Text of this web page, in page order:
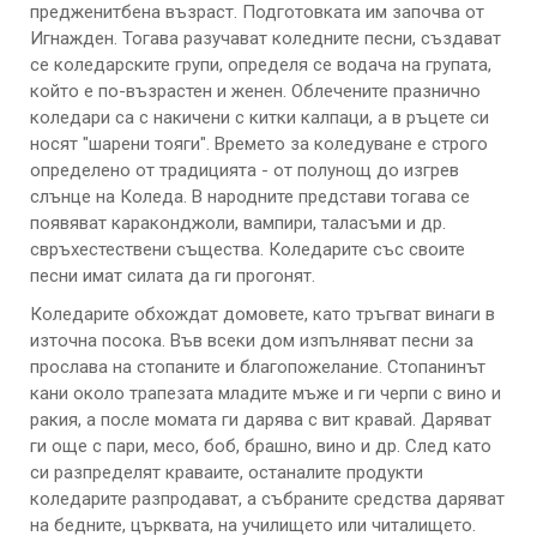
предженитбена възраст. Подготовката им започва от
Игнажден. Тогава разучават коледните песни, създават
се коледарските групи, определя се водача на групата,
който е по-възрастен и женен. Облечените празнично
коледари са с накичени с китки калпаци, а в ръцете си
носят "шарени тояги". Времето за коледуване е строго
определено от традицията - от полунощ до изгрев
слънце на Коледа. В народните представи тогава се
появяват караконджоли, вампири, таласъми и др.
свръхестествени същества. Коледарите със своите
песни имат силата да ги прогонят.
Коледарите обхождат домовете, като тръгват винаги в
източна посока. Във всеки дом изпълняват песни за
прослава на стопаните и благопожелание. Стопанинът
кани около трапезата младите мъже и ги черпи с вино и
ракия, а после момата ги дарява с вит кравай. Даряват
ги още с пари, месо, боб, брашно, вино и др. След като
си разпределят краваите, останалите продукти
коледарите разпродават, а събраните средства даряват
на бедните, църквата, на училището или читалището.